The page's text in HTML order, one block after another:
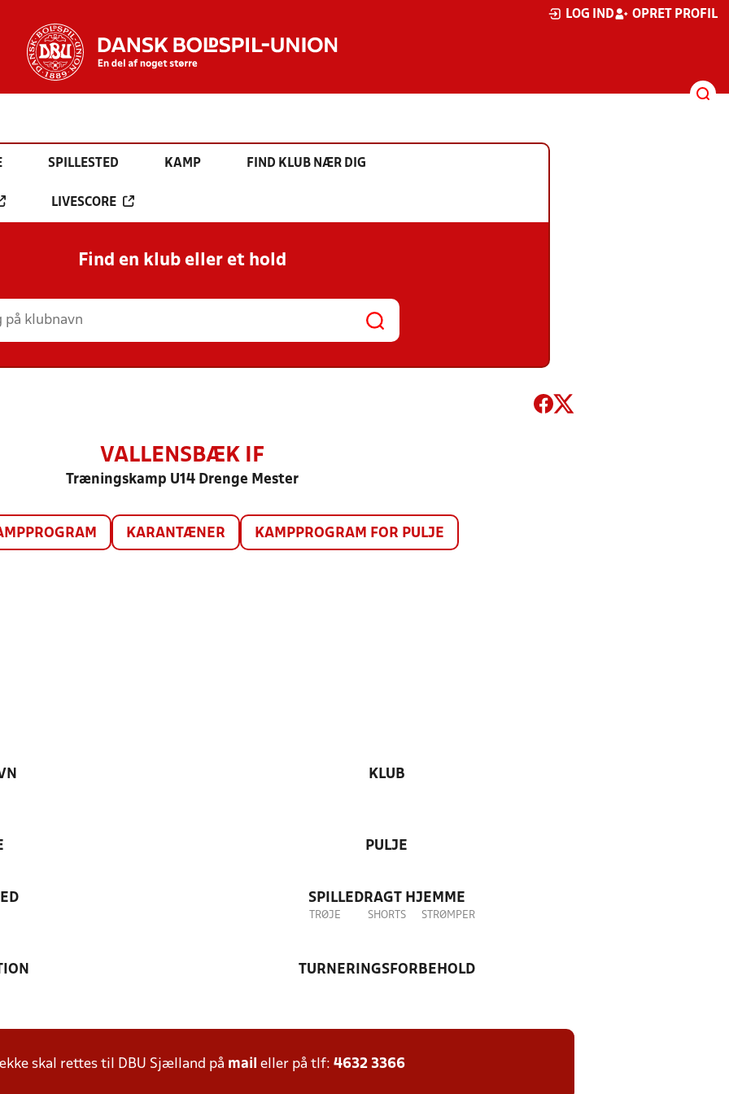
LOG IND OPRET PROFIL
SPILLESTED KAMP FIND KLUB NÆR DIG
LIVESCORE
Find en klub eller et hold
VALLENSBÆK IF
Træningskamp U14 Drenge Mester
KARANTÆNER KAMPPROGRAM FOR PULJE
KLUB
PULJE
SPILLEDRAGT HJEMME
TRØJE SHORTS STRØMPER
TURNERINGSFORBEHOLD
skal rettes til DBU Sjælland på mail eller på tlf: 4632 3366